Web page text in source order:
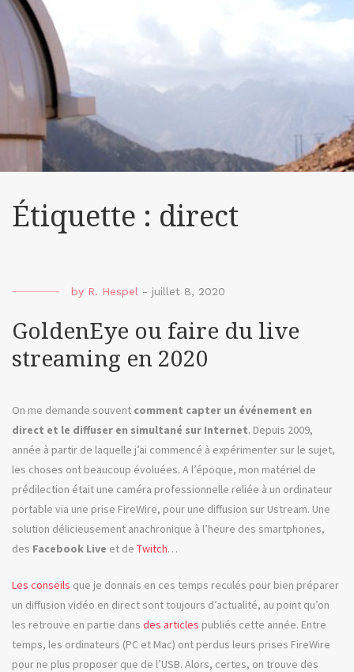
Étiquette : direct
by R. Hespel - juillet 8, 2020
GoldenEye ou faire du live
streaming en 2020
On me demande souvent comment capter un événement en
direct et le diffuser en simultané sur Internet. Depuis 2009,
année à partir de laquelle j’ai commencé à expérimenter sur le sujet,
les choses ont beaucoup évoluées. A l’époque, mon matériel de
prédilection était une caméra professionnelle reliée à un ordinateur
portable via une prise FireWire, pour une diffusion sur Ustream. Une
solution délicieusement anachronique à l’heure des smartphones,
des Facebook Live et de Twitch…
Les conseils que je donnais en ces temps reculés pour bien préparer
un diffusion vidéo en direct sont toujours d’actualité, au point qu’on
les retrouve en partie dans des articles publiés cette année. Entre
temps, les ordinateurs (PC et Mac) ont perdus leurs prises FireWire
pour ne plus proposer que de l’USB. Alors, certes, on trouve des